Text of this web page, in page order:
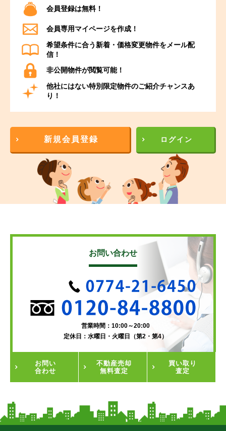
会員登録は無料！
会員専用マイページを作成！
希望条件に合う新着・価格変更物件をメール配
信！
非公開物件が閲覧可能！
他社にはない特別限定物件のご紹介チャンスあ
り！
新規会員登録 ログイン
お問い合わせ
営業時間：10:00～20:00
定休日：水曜日・火曜日（第2・第4）
お問い
合わせ
不動産売却
無料査定
買い取り
査定